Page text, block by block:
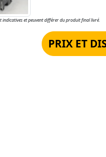
indicatives et peuvent différer du produit final livré.
PRIX ET